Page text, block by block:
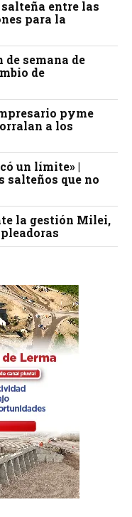
entre las
para la
de semana de
de
pyme
a los
un límite» |
salteños que no
la gestión Milei,